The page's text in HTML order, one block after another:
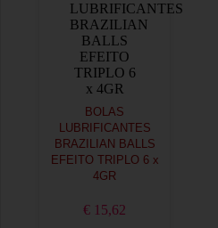
BOLAS
LUBRIFICANTES
BRAZILIAN BALLS
EFEITO TRIPLO 6 x
4GR
€ 15,62